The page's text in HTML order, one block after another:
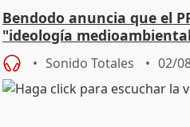
Bendodo anuncia que el
"ideología
playas
Sonido Totales 02/